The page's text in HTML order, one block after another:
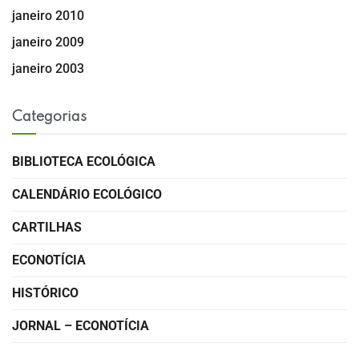
janeiro 2010
janeiro 2009
janeiro 2003
Categorias
BIBLIOTECA ECOLÓGICA
CALENDÁRIO ECOLÓGICO
CARTILHAS
ECONOTÍCIA
HISTÓRICO
JORNAL – ECONOTÍCIA